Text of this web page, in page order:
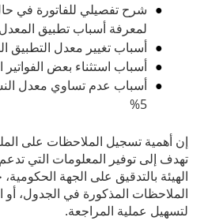
شرح تفصيلي للفاتورة في
لمعرفة أسباب تطبيق
أسباب تغيير معدل التطبيق
أسباب استثناء بعض الفواتير
أسباب عدم تساوي معدل
5%
إن أهمية تسجيل الملاحظات على
تهدف إلى توفير المعلومات التي
الهيئة بالتدقيق على الجهة
الملاحظات المذكورة في الجدول، أو
لتسهيل عملية المراجعة.